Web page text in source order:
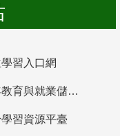
習入口網
青年教育與就業儲蓄帳戶
習資源平臺